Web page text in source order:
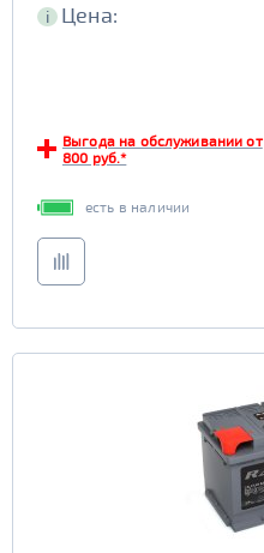
i Цена:
Выгода на обслуживании от
800 руб.*
есть в наличии